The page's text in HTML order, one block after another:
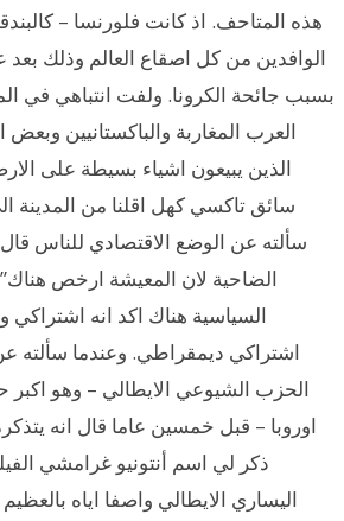
هذه المتاحف. اذ كانت فلورنسا –
الوافدين من كل اصقاع العالم وذلك بعد
بسبب جائحة الكرونا. ولفت انتباهي في
العرب المغاربة والباكستانيين وبعض
الذين يبيعون اشياء بسيطة على
سائق تاكسي كهل اقلنا من المدينة
سألته عن الوضع الاقتصادي للناس
الضاحية لان المعيشة ارخص
السياسية هناك اكد انه
اشتراكي ديمقراطي. وعندما سألته
الحزب الشيوعي الايطالي – وهو
اوروبا – قبل خمسين عاما قال انه
ذكر لي اسم أنتونيو غرامشي
اليساري الايطالي واصفا اياه